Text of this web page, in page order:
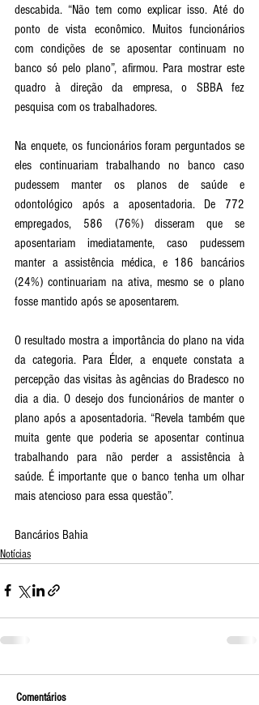
descabida. “Não tem como explicar isso. Até do
ponto de vista econômico. Muitos funcionários
com condições de se aposentar continuam no
banco só pelo plano”, afirmou. Para mostrar este
quadro à direção da empresa, o SBBA fez
pesquisa com os trabalhadores.
Na enquete, os funcionários foram perguntados se
eles continuariam trabalhando no banco caso
pudessem manter os planos de saúde e
odontológico após a aposentadoria. De 772
empregados, 586 (76%) disseram que se
aposentariam imediatamente, caso pudessem
manter a assistência médica, e 186 bancários
(24%) continuariam na ativa, mesmo se o plano
fosse mantido após se aposentarem.
O resultado mostra a importância do plano na vida
da categoria. Para Élder, a enquete constata a
percepção das visitas às agências do Bradesco no
dia a dia. O desejo dos funcionários de manter o
plano após a aposentadoria. “Revela também que
muita gente que poderia se aposentar continua
trabalhando para não perder a assistência à
saúde. É importante que o banco tenha um olhar
mais atencioso para essa questão”.
Bancários Bahia
Notícias
Comentários